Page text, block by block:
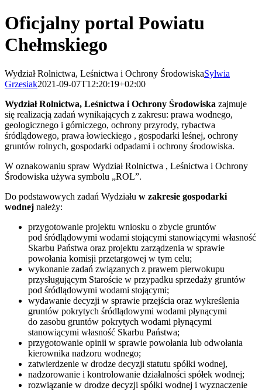
Oficjalny portal Powiatu
Chełmskiego
Wydział Rolnictwa, Leśnictwa i Ochrony ŚrodowiskaSylwia
Grzesiak2021-09-07T12:20:19+02:00
Wydział Rolnictwa, Leśnictwa i Ochrony Środowiska zajmuje
się realizacją zadań wynikających z zakresu: prawa wodnego,
geologicznego i górniczego, ochrony przyrody, rybactwa
śródlądowego, prawa łowieckiego , gospodarki leśnej, ochrony
gruntów rolnych, gospodarki odpadami i ochrony środowiska.
W oznakowaniu spraw Wydział Rolnictwa , Leśnictwa i Ochrony
Środowiska używa symbolu „ROL”.
Do podstawowych zadań Wydziału w zakresie gospodarki
wodnej należy:
przygotowanie projektu wniosku o zbycie gruntów
pod śródlądowymi wodami stojącymi stanowiącymi własność
Skarbu Państwa oraz projektu zarządzenia w sprawie
powołania komisji przetargowej w tym celu;
wykonanie zadań związanych z prawem pierwokupu
przysługującym Staroście w przypadku sprzedaży gruntów
pod śródlądowymi wodami stojącymi;
wydawanie decyzji w sprawie przejścia oraz wykreślenia
gruntów pokrytych śródlądowymi wodami płynącymi
do zasobu gruntów pokrytych wodami płynącymi
stanowiącymi własność Skarbu Państwa;
przygotowanie opinii w sprawie powołania lub odwołania
kierownika nadzoru wodnego;
zatwierdzenie w drodze decyzji statutu spółki wodnej,
nadzorowanie i kontrolowanie działalności spółek wodnej;
rozwiązanie w drodze decyzji spółki wodnej i wyznaczenie